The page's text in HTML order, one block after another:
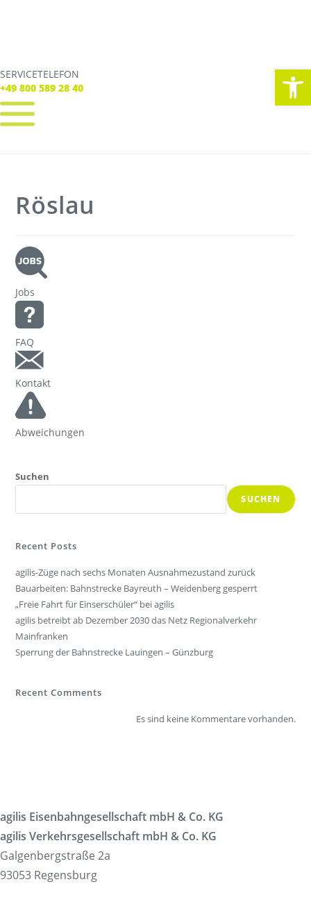
SERVICETELEFON
+49 800 589 28 40
SERVICE TELEFON
+49 800 589 28 40
Tickets
Freizeit
Röslau
Jobs
FAQ
Kontakt
Abweichungen
Suchen
SUCHEN
Recent Posts
agilis-Züge nach sechs Monaten Ausnahmezustand zurück
Bauarbeiten: Bahnstrecke Bayreuth – Weidenberg gesperrt
„Freie Fahrt für Einserschüler“ bei agilis
agilis betreibt ab Dezember 2030 das Netz Regionalverkehr
Mainfranken
Sperrung der Bahnstrecke Lauingen – Günzburg
Recent Comments
Es sind keine Kommentare vorhanden.
agilis Eisenbahngesellschaft mbH & Co. KG
agilis Verkehrsgesellschaft mbH & Co. KG
Galgenbergstraße 2a
93053 Regensburg